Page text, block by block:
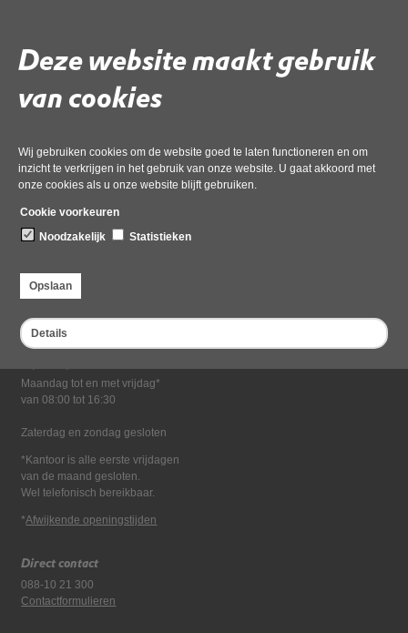
Deze website maakt gebruik
van cookies
Wij gebruiken cookies om de website goed te laten functioneren en om
inzicht te verkrijgen in het gebruik van onze website. U gaat akkoord met
onze cookies als u onze website blijft gebruiken.
Cookie voorkeuren
Noodzakelijk
Statistieken
Opslaan
Details
Deel deze pagina
Dampten 2, 1624 NR Hoorn
Postadres
Postbus 2095, 1620 EB Hoorn
Maandag tot en met vrijdag*
van 08:00 tot 16:30
Zaterdag en zondag gesloten
*Kantoor is alle eerste vrijdagen
van de maand gesloten.
Wel telefonisch bereikbaar.
*Afwijkende openingstijden
Direct contact
088-10 21 300
Contactformulieren